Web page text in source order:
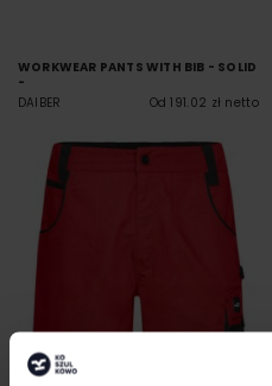
WORKWEAR PANTS WITH BIB - SOLID
-
DAIBER
Od 191.02 zł netto